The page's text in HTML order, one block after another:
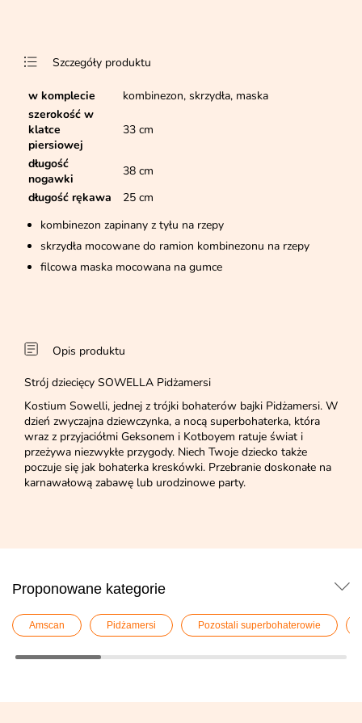
Szczegóły produktu
w komplecie
kombinezon, skrzydła, maska
szerokość w
klatce
piersiowej
33 cm
długość
nogawki
38 cm
długość rękawa
25 cm
kombinezon zapinany z tyłu na rzepy
skrzydła mocowane do ramion kombinezonu na rzepy
filcowa maska mocowana na gumce
Opis produktu
Strój dziecięcy SOWELLA Pidżamersi
Kostium Sowelli, jednej z trójki bohaterów bajki Pidżamersi. W
dzień zwyczajna dziewczynka, a nocą superbohaterka, która
wraz z przyjaciółmi Geksonem i Kotboyem ratuje świat i
przeżywa niezwykłe przygody. Niech Twoje dziecko także
poczuje się jak bohaterka kreskówki. Przebranie doskonałe na
karnawałową zabawę lub urodzinowe party.
Proponowane kategorie
Amscan Pidżamersi Pozostali superbohaterowie